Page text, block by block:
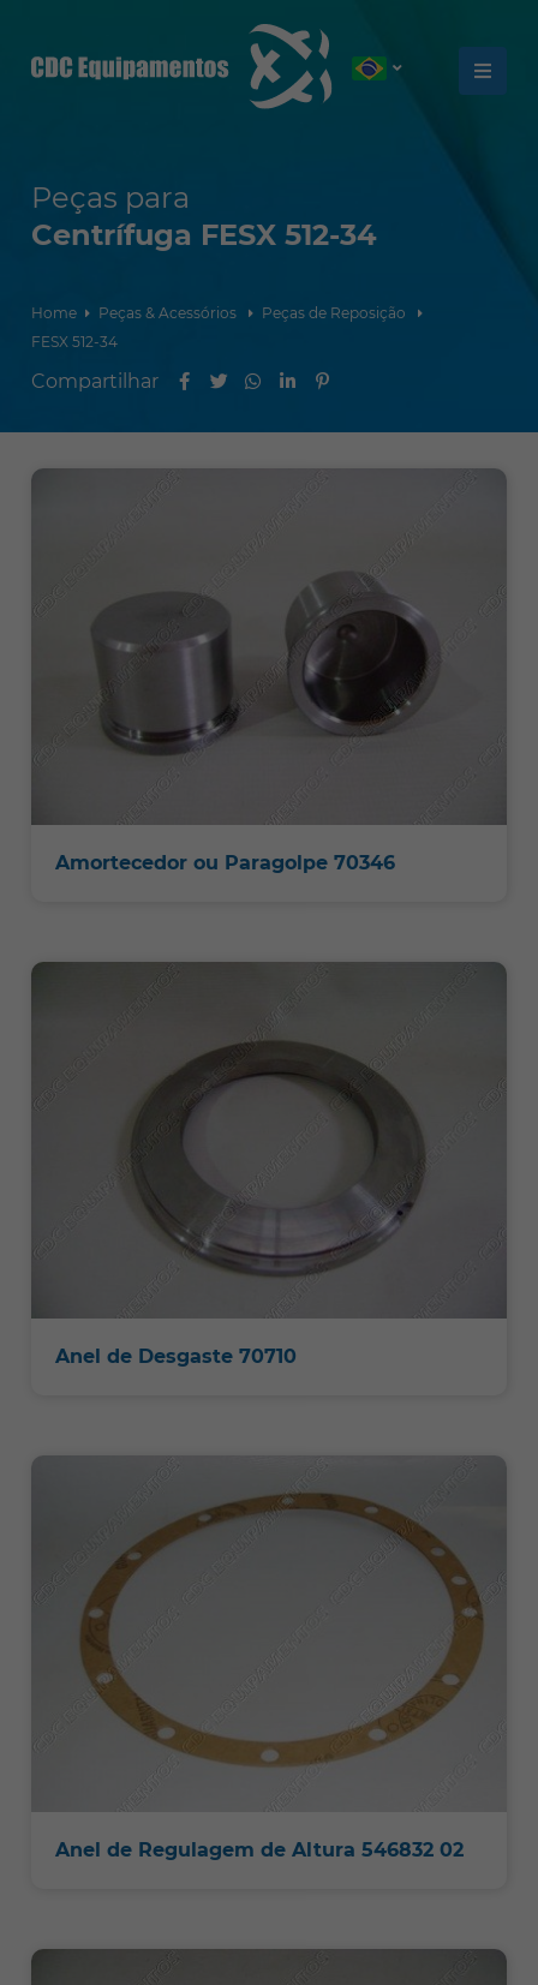
Peças para
Centrífuga FESX 512-34
Home Peças & Acessórios
Peças de Reposição
FESX 512-34
Amortecedor ou Paragolpe 70346
Anel de Desgaste 70710
Anel de Regulagem de Altura 546832 02